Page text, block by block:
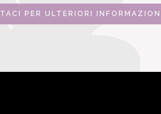
PER ULTERIORI INFORMAZIONI